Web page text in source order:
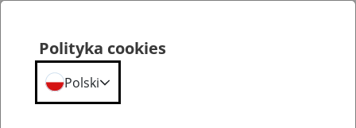
Polityka cookies
Polski